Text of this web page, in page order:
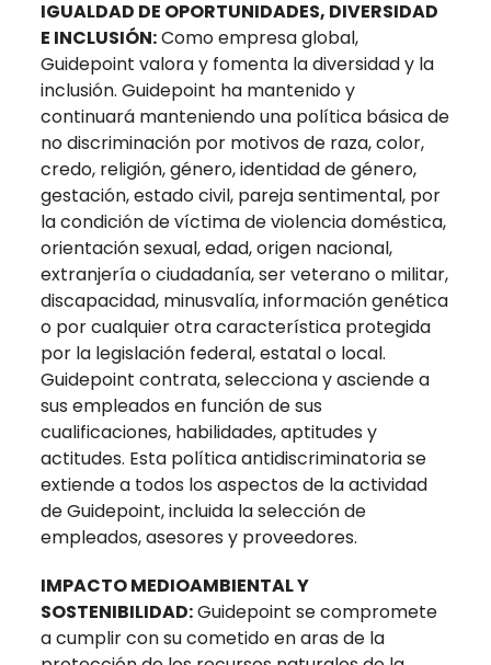
IGUALDAD DE OPORTUNIDADES, DIVERSIDAD
E INCLUSIÓN:Como empresa global,
Guidepoint valora y fomenta la diversidad y la
inclusión. Guidepoint ha mantenido y
continuará manteniendo una política básica de
no discriminación por motivos de raza, color,
credo, religión, género, identidad de género,
gestación, estado civil, pareja sentimental, por
la condición de víctima de violencia doméstica,
orientación sexual, edad, origen nacional,
extranjería o ciudadanía, ser veterano o militar,
discapacidad, minusvalía, información genética
o por cualquier otra característica protegida
por la legislación federal, estatal o local.
Guidepoint contrata, selecciona y asciende a
sus empleados en función de sus
cualificaciones, habilidades, aptitudes y
actitudes. Esta política antidiscriminatoria se
extiende a todos los aspectos de la actividad
de Guidepoint, incluida la selección de
empleados, asesores y proveedores.
IMPACTO MEDIOAMBIENTAL Y
SOSTENIBILIDAD:Guidepoint se compromete
a cumplir con su cometido en aras de la